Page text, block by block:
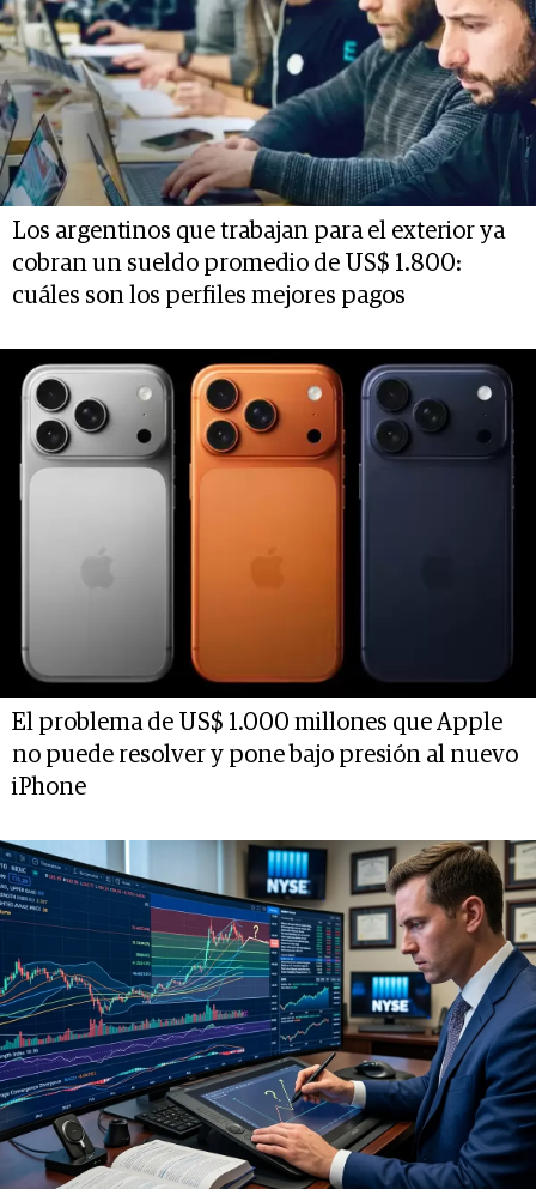
Los argentinos que trabajan para el exterior ya
cobran un sueldo promedio de US$ 1.800:
cuáles son los perfiles mejores pagos
El problema de US$ 1.000 millones que Apple
no puede resolver y pone bajo presión al nuevo
iPhone